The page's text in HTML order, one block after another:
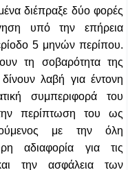
διέπραξε δύο φορές
υπό την επήρεια
5 μηνών περίπου.
τη σοβαρότητα της
λαβή για έντονη
συμπεριφορά του
περίπτωση του ως
με την όλη
αδιαφορία για τις
την ασφάλεια των